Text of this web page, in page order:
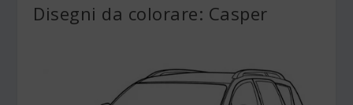
Disegni da colorare: Casper